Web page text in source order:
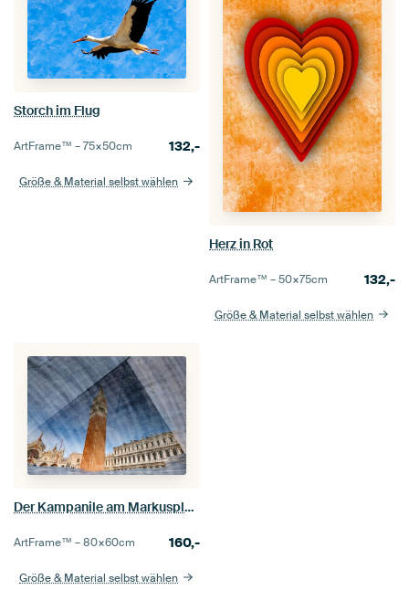
Storch im Flug
ArtFrame™ –75×50cm 132,-
Größe & Material selbst wählen
Herz in Rot
ArtFrame™ –50×75cm 132,-
Größe & Material selbst wählen
Der Kampanile am Markusplatz
ArtFrame™ –80×60cm 160,-
Größe & Material selbst wählen